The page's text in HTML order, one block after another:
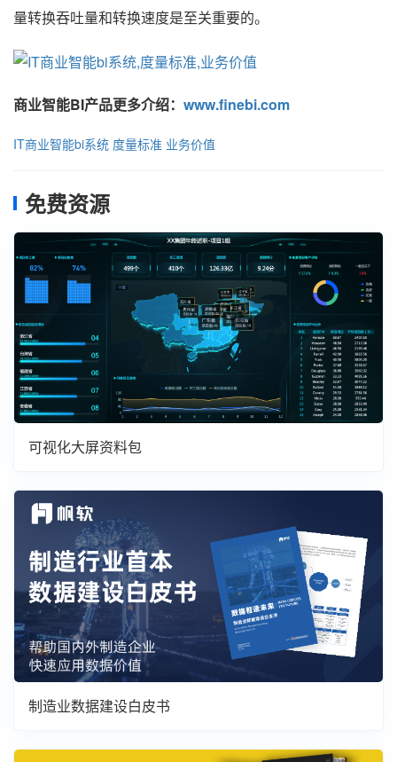
量转换吞吐量和转换速度是至关重要的。
商业智能BI产品更多介绍： www.finebi.com
IT商业智能bi系统 度量标准 业务价值
免费资源
可视化大屏资料包
制造业数据建设白皮书